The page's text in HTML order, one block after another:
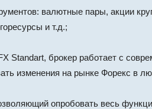
валютные пары, акции
и т.д.;
Standart, брокер работает с
изменения на рынке Форекс в
опробовать весь